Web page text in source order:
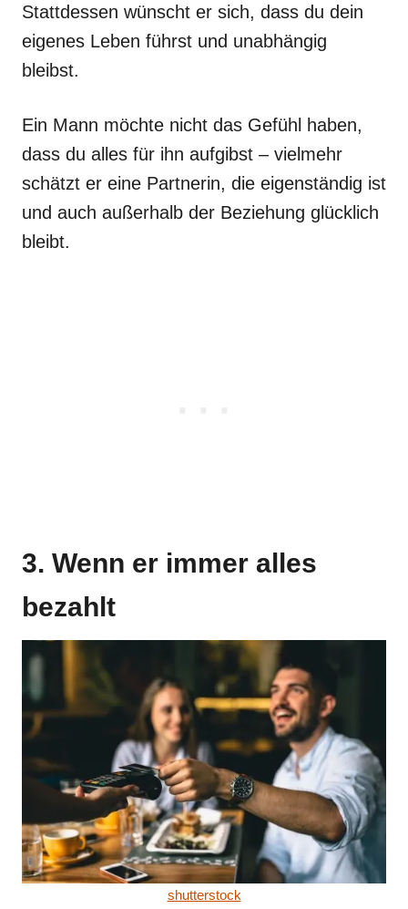
Stattdessen wünscht er sich, dass du dein
eigenes Leben führst und unabhängig
bleibst.
Ein Mann möchte nicht das Gefühl haben,
dass du alles für ihn aufgibst – vielmehr
schätzt er eine Partnerin, die eigenständig ist
und auch außerhalb der Beziehung glücklich
bleibt.
3. Wenn er immer alles
bezahlt
shutterstock